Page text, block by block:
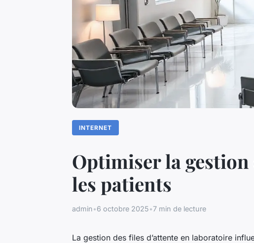
INTERNET
Optimiser la
les patients
admin•6 octobre 2025•7 min de lecture
La gestion des files d’attente en laboratoire